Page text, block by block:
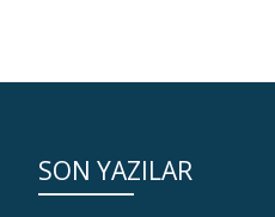
SON YAZILAR